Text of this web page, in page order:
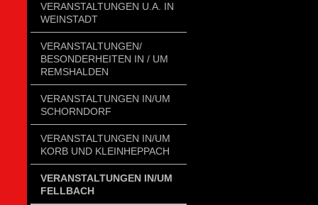
VERANSTALTUNGEN U.A. IN
WEINSTADT
VERANSTALTUNGEN/
BESONDERHEITEN IN / UM
REMSHALDEN
VERANSTALTUNGEN IN/UM
SCHORNDORF
VERANSTALTUNGEN IN/UM
KORB UND KLEINHEPPACH
VERANSTALTUNGEN IN/UM
FELLBACH